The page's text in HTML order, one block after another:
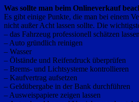
Was sollte man beim Onlineverkauf
Es gibt einige Punkte, die man bei einem
nicht außer Acht lassen sollte. Die
– das Fahrzeug professionell schätzen
– Auto gründlich reinigen
– Wasser
– Ölstände und Reifendruck überprüfen
– Brems- und Lichtsysteme kontrollieren
– Kaufvertrag aufsetzen
– Geldübergabe in der Bank durchführen
– Ausweispapiere zeigen lassen